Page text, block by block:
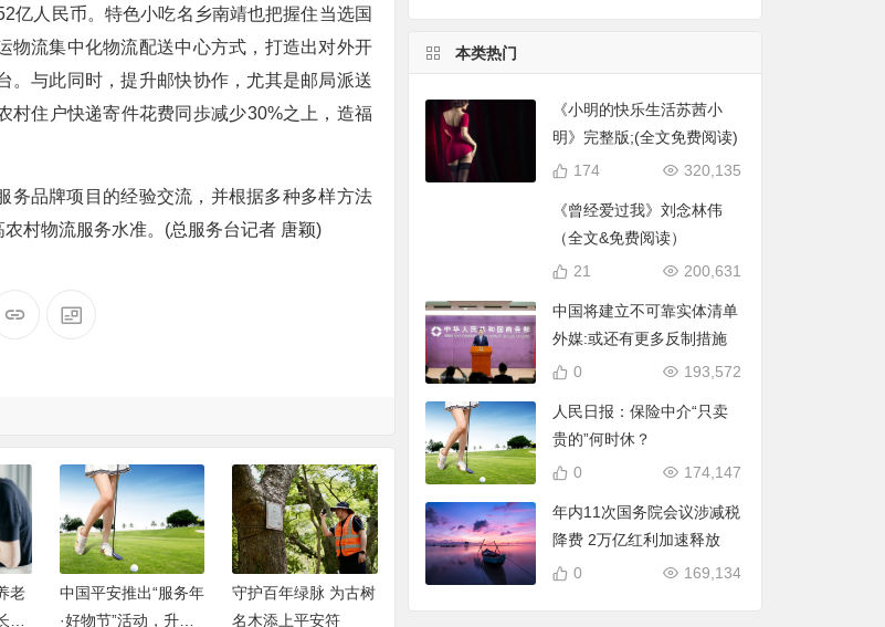
亿人民币。特色小吃名乡南靖也把握住当选国
物流集中化物流配送中心方式，打造出对外开
。与此同时，提升邮快协作，尤其是邮局派送
村住户快递寄件花费同歩减少30%之上，造福
品牌项目的经验交流，并根据多种多样方法
村物流服务水准。(总服务台记者 唐颖)
老
中国平安推出“服务年
·好物节”活动，升级
守护百年绿脉 为古树
名木添上平安符
本类热门
《小明的快乐生活苏茜小
明》完整版;(全文免费阅读)
320,135
174
《曾经爱过我》刘念林伟
（全文&免费阅读）
200,631
21
中国将建立不可靠实体清单
外媒:或还有更多反制措施
193,572
0
人民日报：保险中介“只卖
贵的”何时休？
174,147
0
年内11次国务院会议涉减税
降费 2万亿红利加速释放
169,134
0